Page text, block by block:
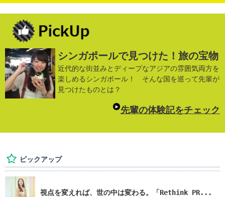
シンガポールで見つけた！旅の宝物
近代的な街並みとディープなアジアの雰囲気両方を
楽しめるシンガポール！ そんな国を巡って先輩が
見つけたものとは？
先輩の体験記をチェック
ピックアップ
視点を変えれば、世の中は変わる。「Rethink PR...